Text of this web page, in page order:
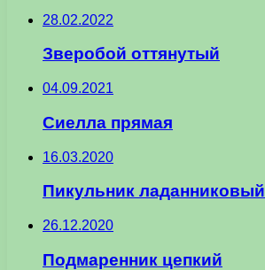
28.02.2022
Зверобой оттянутый
04.09.2021
Сиелла прямая
16.03.2020
Пикульник ладанниковый
26.12.2020
Подмаренник цепкий